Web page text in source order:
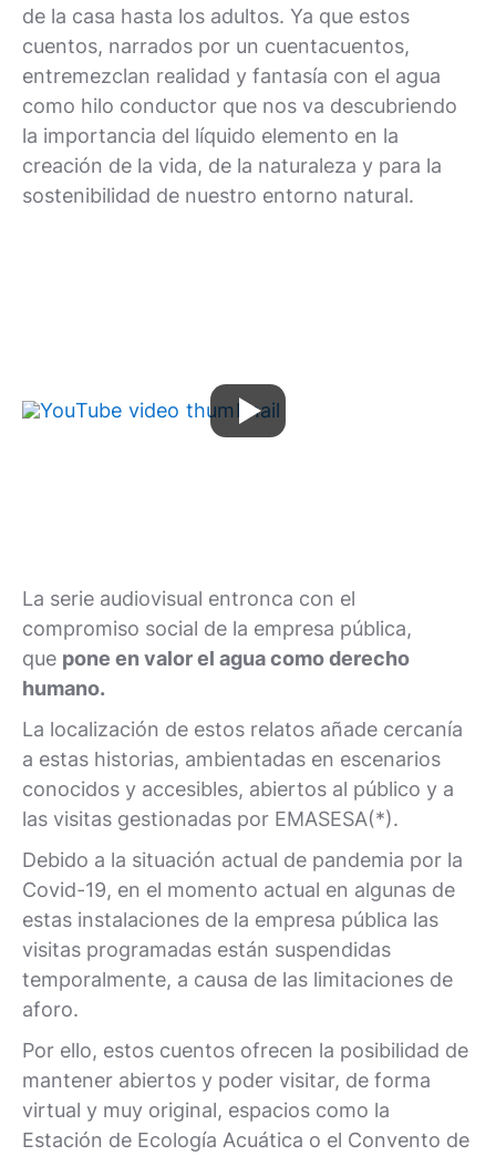
de la casa hasta los adultos. Ya que estos
cuentos, narrados por un cuentacuentos,
entremezclan realidad y fantasía con el agua
como hilo conductor que nos va descubriendo
la importancia del líquido elemento en la
creación de la vida, de la naturaleza y para la
sostenibilidad de nuestro entorno natural.
La serie audiovisual entronca con el
compromiso social de la empresa pública,
que pone en valor el agua como derecho
humano.
La localización de estos relatos añade cercanía
a estas historias, ambientadas en escenarios
conocidos y accesibles, abiertos al público y a
las visitas gestionadas por EMASESA(*).
Debido a la situación actual de pandemia por la
Covid-19, en el momento actual en algunas de
estas instalaciones de la empresa pública las
visitas programadas están suspendidas
temporalmente, a causa de las limitaciones de
aforo.
Por ello, estos cuentos ofrecen la posibilidad de
mantener abiertos y poder visitar, de forma
virtual y muy original, espacios como la
Estación de Ecología Acuática o el Convento de